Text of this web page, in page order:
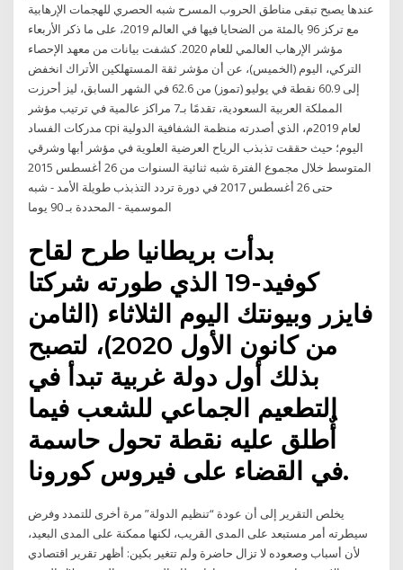
عندها يصبح تبقى مناطق الحروب المسرح شبه الحصري للهجمات الإرهابية
مع تركز 96 بالمئة من الضحايا فيها في العالم 2019، على ما ذكر الأربعاء
مؤشر الإرهاب العالمي للعام 2020. كشفت بيانات من معهد الإحصاء
التركي، اليوم (الخميس)، عن أن مؤشر ثقة المستهلكين الأتراك انخفض
إلى 60.9 نقطة في يوليو (تموز) من 62.6 في الشهر السابق، ليز أحرزت
المملكة العربية السعودية، تقدمًا بـ7 مراكز عالمية في ترتيب مؤشر
مدركات الفساد cpi لعام 2019م، الذي أصدرته منظمة الشفافية الدولية
اليوم؛ حيث حققت تذبذب الرياح العرضية العلوية في مؤشر أبها وشرقي
المتوسط خلال مجموع الفترة شبه ثنائية السنوات من 26 أغسطس 2015
حتى 26 أغسطس 2017 في دورة تردد التذبذب طويلة الأمد - شبه
الموسمية - المحددة بـ 90 يوما
بدأت بريطانيا طرح لقاح
كوفيد-19 الذي طورته شركتا
فايزر وبيونتك اليوم الثلاثاء (الثامن
من كانون الأول 2020)، لتصبح
بذلك أول دولة غربية تبدأ في
التطعيم الجماعي للشعب فيما
أٌطلق عليه نقطة تحول حاسمة
في القضاء على فيروس كورونا.
يخلص التقرير إلى أن عودة “تنظيم الدولة” مرة أخرى للتمدد وفرض
سيطرته أمر مستبعد على المدى القريب، لكنها ممكنة على المدى البعيد،
لأن أسباب وصعوده لا تزال حاضرة ولم تتغير بكين: أظهر تقرير اقتصادي